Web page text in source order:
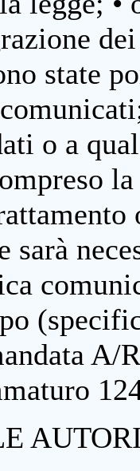
state
o a